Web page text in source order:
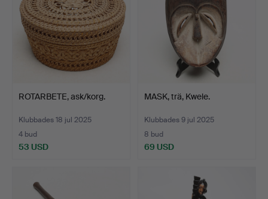
ROTARBETE, ask/korg.
Klubbades 18 jul 2025
4 bud
53 USD
MASK, trä, Kwele.
Klubbades 9 jul 2025
8 bud
69 USD